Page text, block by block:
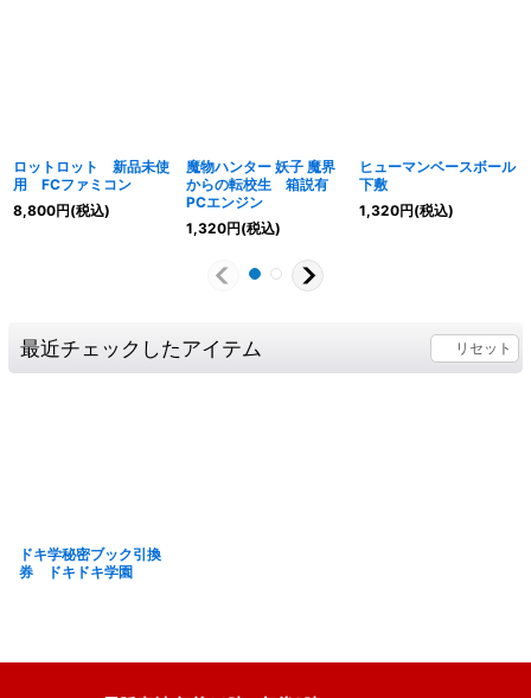
ロットロット 新品未使
用 FCファミコン
8,800円(税込)
魔物ハンター 妖子 魔界
からの転校生 箱説有
PCエンジン
1,320円(税込)
ヒューマンベースボール
下敷
1,320円(税込)
最近チェックしたアイテム リセット
ドキ学秘密ブック引換
券 ドキドキ学園